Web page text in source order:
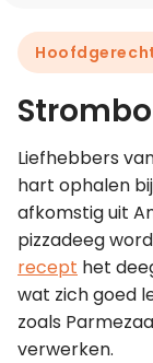
Liefhebbers
hart ophalen bij
afkomstig uit
pizzadeeg
recept het
wat zich goed
zoals
verwerken.